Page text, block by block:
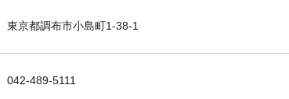
東京都調布市小島町1-38-1
042-489-5111